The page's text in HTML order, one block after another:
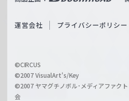
c
a
r
z
O
i
運営会社 プライバシーポリシー
©CIRCUS
©2007 VisualArt's/Key
©2007 ヤマグチノボル･メディアファク
会